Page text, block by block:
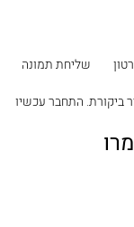
שליחת תמונה
ביקורת. התחבר עכשיו